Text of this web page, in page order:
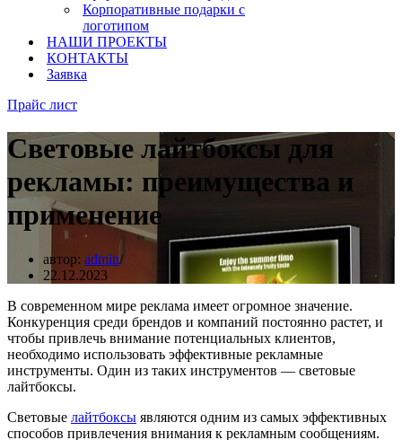
Корпоративные подарки с
логотипом
НАШИ ПРОЕКТЫ
КОНТАКТЫ
Заявка
Прайс лист
Световые лайтбоксы для
рекламы: преимущества и
применение
автор: admin
22.12.2023
В современном мире реклама имеет огромное значение.
Конкуренция среди брендов и компаний постоянно растет, и
чтобы привлечь внимание потенциальных клиентов,
необходимо использовать эффективные рекламные
инструменты. Один из таких инструментов — световые
лайтбоксы.
Световые лайтбоксы являются одним из самых эффективных
способов привлечения внимания к рекламным сообщениям.